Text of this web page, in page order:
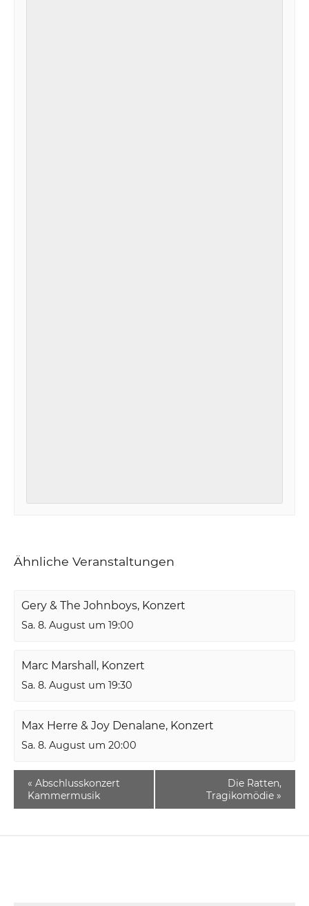
Ähnliche Veranstaltungen
Gery & The Johnboys, Konzert
Sa. 8. August um 19:00
Marc Marshall, Konzert
Sa. 8. August um 19:30
Max Herre & Joy Denalane, Konzert
Sa. 8. August um 20:00
« Abschlusskonzert
Kammermusik
Die Ratten,
Tragikomödie »